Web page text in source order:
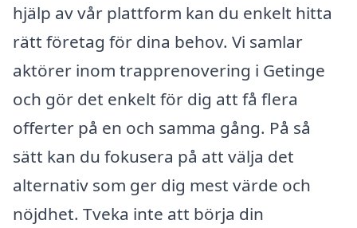
hjälp av vår plattform kan du enkelt hitta
rätt företag för dina behov. Vi samlar
aktörer inom trapprenovering i Getinge
och gör det enkelt för dig att få flera
offerter på en och samma gång. På så
sätt kan du fokusera på att välja det
alternativ som ger dig mest värde och
nöjdhet. Tveka inte att börja din